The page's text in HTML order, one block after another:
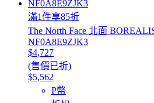
滿1件享85折
The North Face 北面
NF0A8E9ZJK3
$4,727
(售價已折)
$5,562
P幣